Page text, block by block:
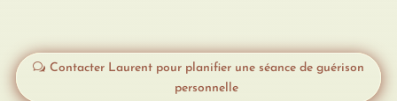
Contacter Laurent pour planifier une séance de guérison
personnelle